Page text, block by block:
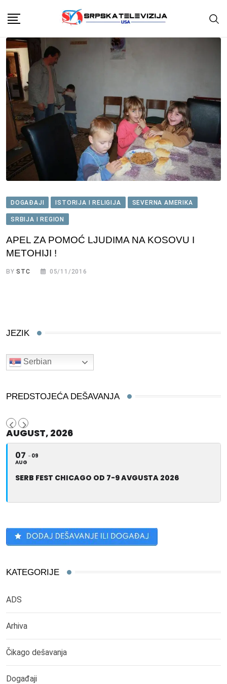
content
DOGAĐAJI ISTORIJA I RELIGIJA SEVERNA AMERIKA
SRBIJA I REGION
APEL ZA POMOĆ LJUDIMA NA KOSOVU I
METOHIJI !
BYSTC 05/11/2016
JEZIK
Serbian
PREDSTOJEĆA DEŠAVANJA
AUGUST, 2026
07
AUG
09
SERB FEST CHICAGO OD 7-9 AVGUSTA 2026
KATEGORIJE
ADS
Arhiva
Čikago dešavanja
Događaji